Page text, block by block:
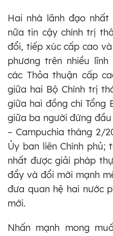
Hai nhà lãnh đạo
nữa tin cậy chính trị
đổi, tiếp xúc cấp cao
phương trên nhiều
các Thỏa thuận cấp
giữa hai Bộ Chính trị
giữa hai đồng chí Tổng
giữa ba người đứng
– Campuchia tháng 2/
Ủy ban liên Chính
nhất được giải pháp
đẩy và đổi mới mạnh
đưa quan hệ hai nước
mới.
Nhấn mạnh mong